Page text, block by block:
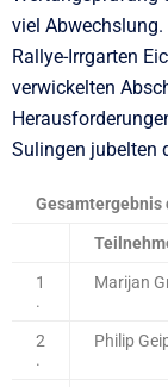
viel
Rallye-Irrgarten
verwickelten
Sulingen jubelten
Gesamtergebnis
1
.
Marijan
2
.
Philip